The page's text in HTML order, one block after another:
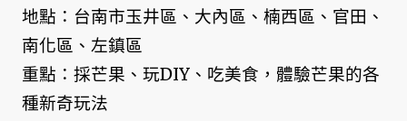
地點：台南市玉井區、大內區、楠西區、官田、
南化區、左鎮區
重點：採芒果、玩DIY、吃美食，體驗芒果的各
種新奇玩法